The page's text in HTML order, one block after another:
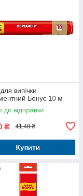
випічки
Бонус 10 м
до відправки
₴ 41,40 ₴
Купити